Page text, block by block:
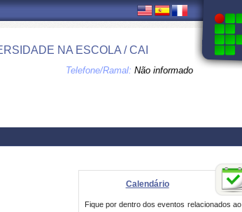
NA ESCOLA / CAI
Telefone/Ramal: Não informado
Calendário
Fique por dentro dos eventos relacionados ao